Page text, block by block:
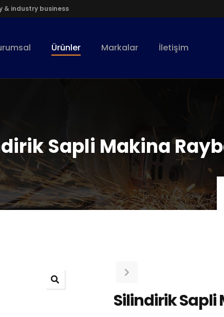
& industry business
Ürünler Markalar İletişim
Sapli Makina
Silindirik